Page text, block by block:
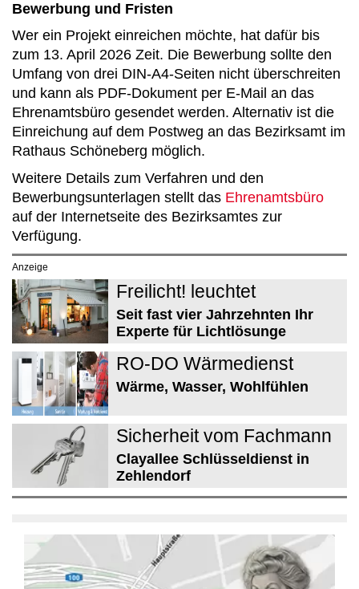
Bewerbung und Fristen
Wer ein Projekt einreichen möchte, hat dafür bis
zum 13. April 2026 Zeit. Die Bewerbung sollte den
Umfang von drei DIN-A4-Seiten nicht überschreiten
und kann als PDF-Dokument per E-Mail an das
Ehrenamtsbüro gesendet werden. Alternativ ist die
Einreichung auf dem Postweg an das Bezirksamt im
Rathaus Schöneberg möglich.
Weitere Details zum Verfahren und den
Bewerbungsunterlagen stellt das Ehrenamtsbüro
auf der Internetseite des Bezirksamtes zur
Verfügung.
Anzeige
Freilicht! leuchtet
Seit fast vier Jahrzehnten Ihr
Experte für Lichtlösunge
RO-DO Wärmedienst
Wärme, Wasser, Wohlfühlen
Sicherheit vom Fachmann
Clayallee Schlüsseldienst in
Zehlendorf